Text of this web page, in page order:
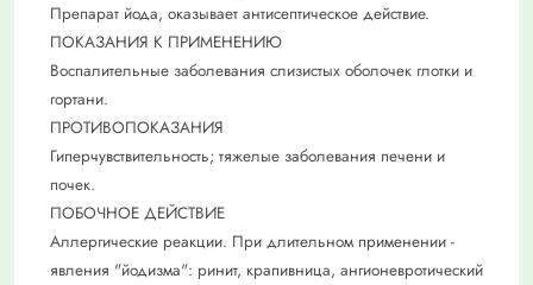
Препарат йода, оказывает антисептическое действие.
ПОКАЗАНИЯ К ПРИМЕНЕНИЮ
Воспалительные заболевания слизистых оболочек глотки и
гортани.
ПРОТИВОПОКАЗАНИЯ
Гиперчувствительность; тяжелые заболевания печени и
почек.
ПОБОЧНОЕ ДЕЙСТВИЕ
Аллергические реакции. При длительном применении -
явления "йодизма": ринит, крапивница, ангионевротический